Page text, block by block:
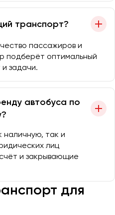
транспорт?
пассажиров и
подберёт оптимальный
задачи.
автобуса по
наличную, так и
лиц
и закрывающие
для